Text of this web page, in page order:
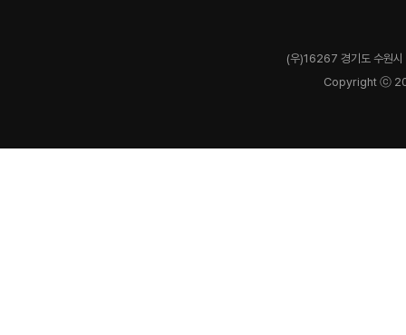
(우)16267 경기도 수원
Copyright ⓒ